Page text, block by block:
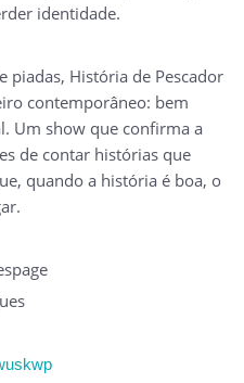
identidade.
piadas, História de Pescador
contemporâneo: bem
Um show que confirma a
de contar histórias que
quando a história é boa, o